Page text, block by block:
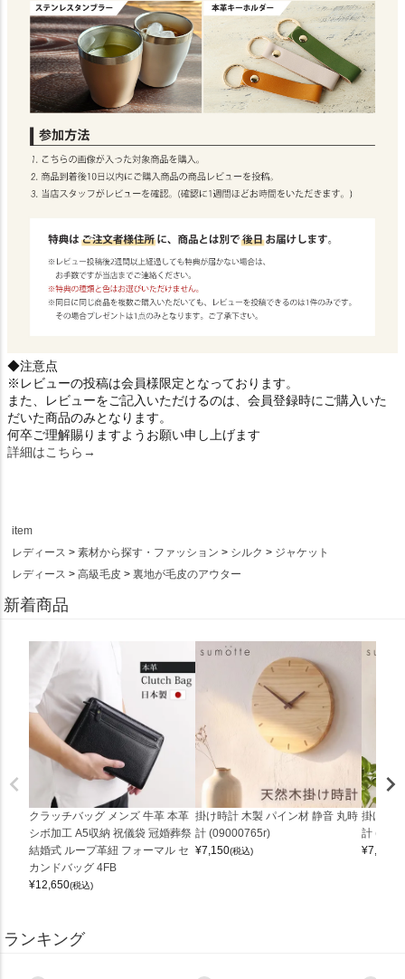
◆注意点
※レビューの投稿は会員様限定となっております。
また、レビューをご記入いただけるのは、会員登録時にご購入いた
だいた商品のみとなります。
何卒ご理解賜りますようお願い申し上げます
詳細はこちら→
item
レディース
素材から探す・ファッション シルク
ジャケット
レディース
高級毛皮 裏地が毛皮のアウター
新着商品
クラッチバッグ メンズ 牛革 本革
シボ加工 A5収納 祝儀袋 冠婚葬祭
結婚式 ループ革紐 フォーマル セ
カンドバッグ 4FB
¥12,650(税込)
掛け時計 木製 パイン材 静音 丸時
計 (09000765r)
¥7,150(税込)
掛け時
計
¥7,150
ランキング